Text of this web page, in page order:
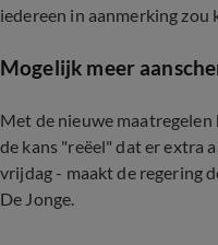
iedereen in aanmerking
Mogelijk meer
Met de nieuwe
de kans "reëel" dat er extra
vrijdag - maakt de regering
De Jonge.